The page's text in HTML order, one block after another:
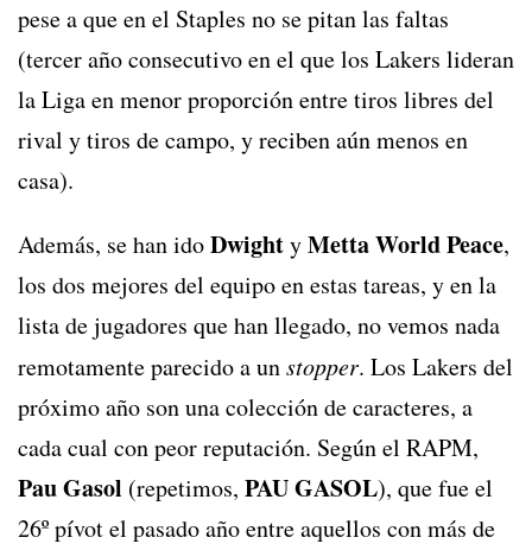
pese a que en el Staples no se pitan las faltas
(tercer año consecutivo en el que los Lakers lideran
la Liga en menor proporción entre tiros libres del
rival y tiros de campo, y reciben aún menos en
casa).
Además, se han idoDwightyMetta World Peace,
los dos mejores del equipo en estas tareas, y en la
lista de jugadores que han llegado, no vemos nada
remotamente parecido a unstopper. Los Lakers del
próximo año son una colección de caracteres, a
cada cual con peor reputación. Según el RAPM,
Pau Gasol (repetimos, PAU GASOL), que fue el
26º pívot el pasado año entre aquellos con más de